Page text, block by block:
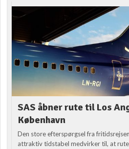
SAS åbner rute til Los
København
Den store efterspørgsel fra
attraktiv tidstabel medvirker til, at